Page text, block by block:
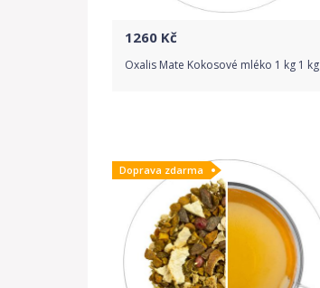
1260 Kč
Oxalis Mate Kokosové mléko 1 kg 1 kg
Detail produktu
Doprava zdarma